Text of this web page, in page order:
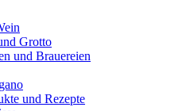
Grotto
und Brauereien
und Rezepte